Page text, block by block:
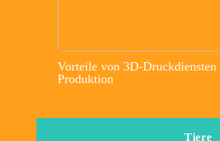
Vorteile von 3D-Druckdiensten
Produktion
Tiere